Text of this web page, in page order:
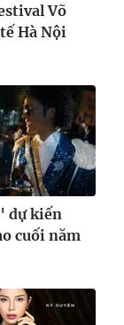
Võ
Hà Nội
dự kiến
cuối năm